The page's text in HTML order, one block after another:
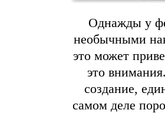
Однажды у
необычными
это может
это
создание,
самом деле